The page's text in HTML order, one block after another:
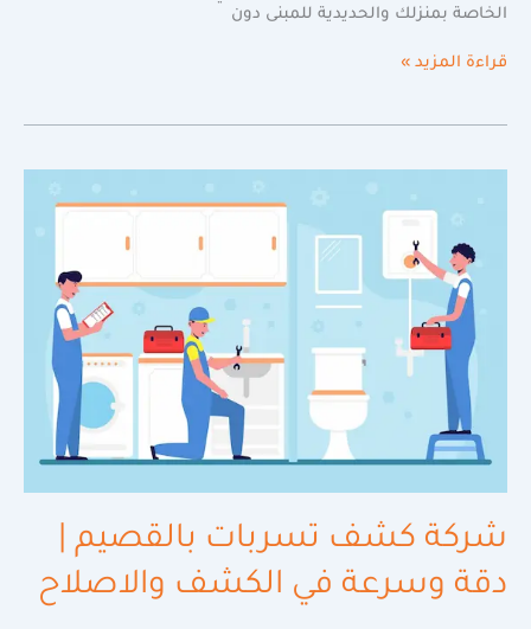
الخاصة بمنزلك والحديدية للمبنى دون
قراءة المزيد »
شركة كشف تسربات بالقصيم |
دقة وسرعة في الكشف والاصلاح
بالقصيم
وسرعة
الكشف
والاصلاح